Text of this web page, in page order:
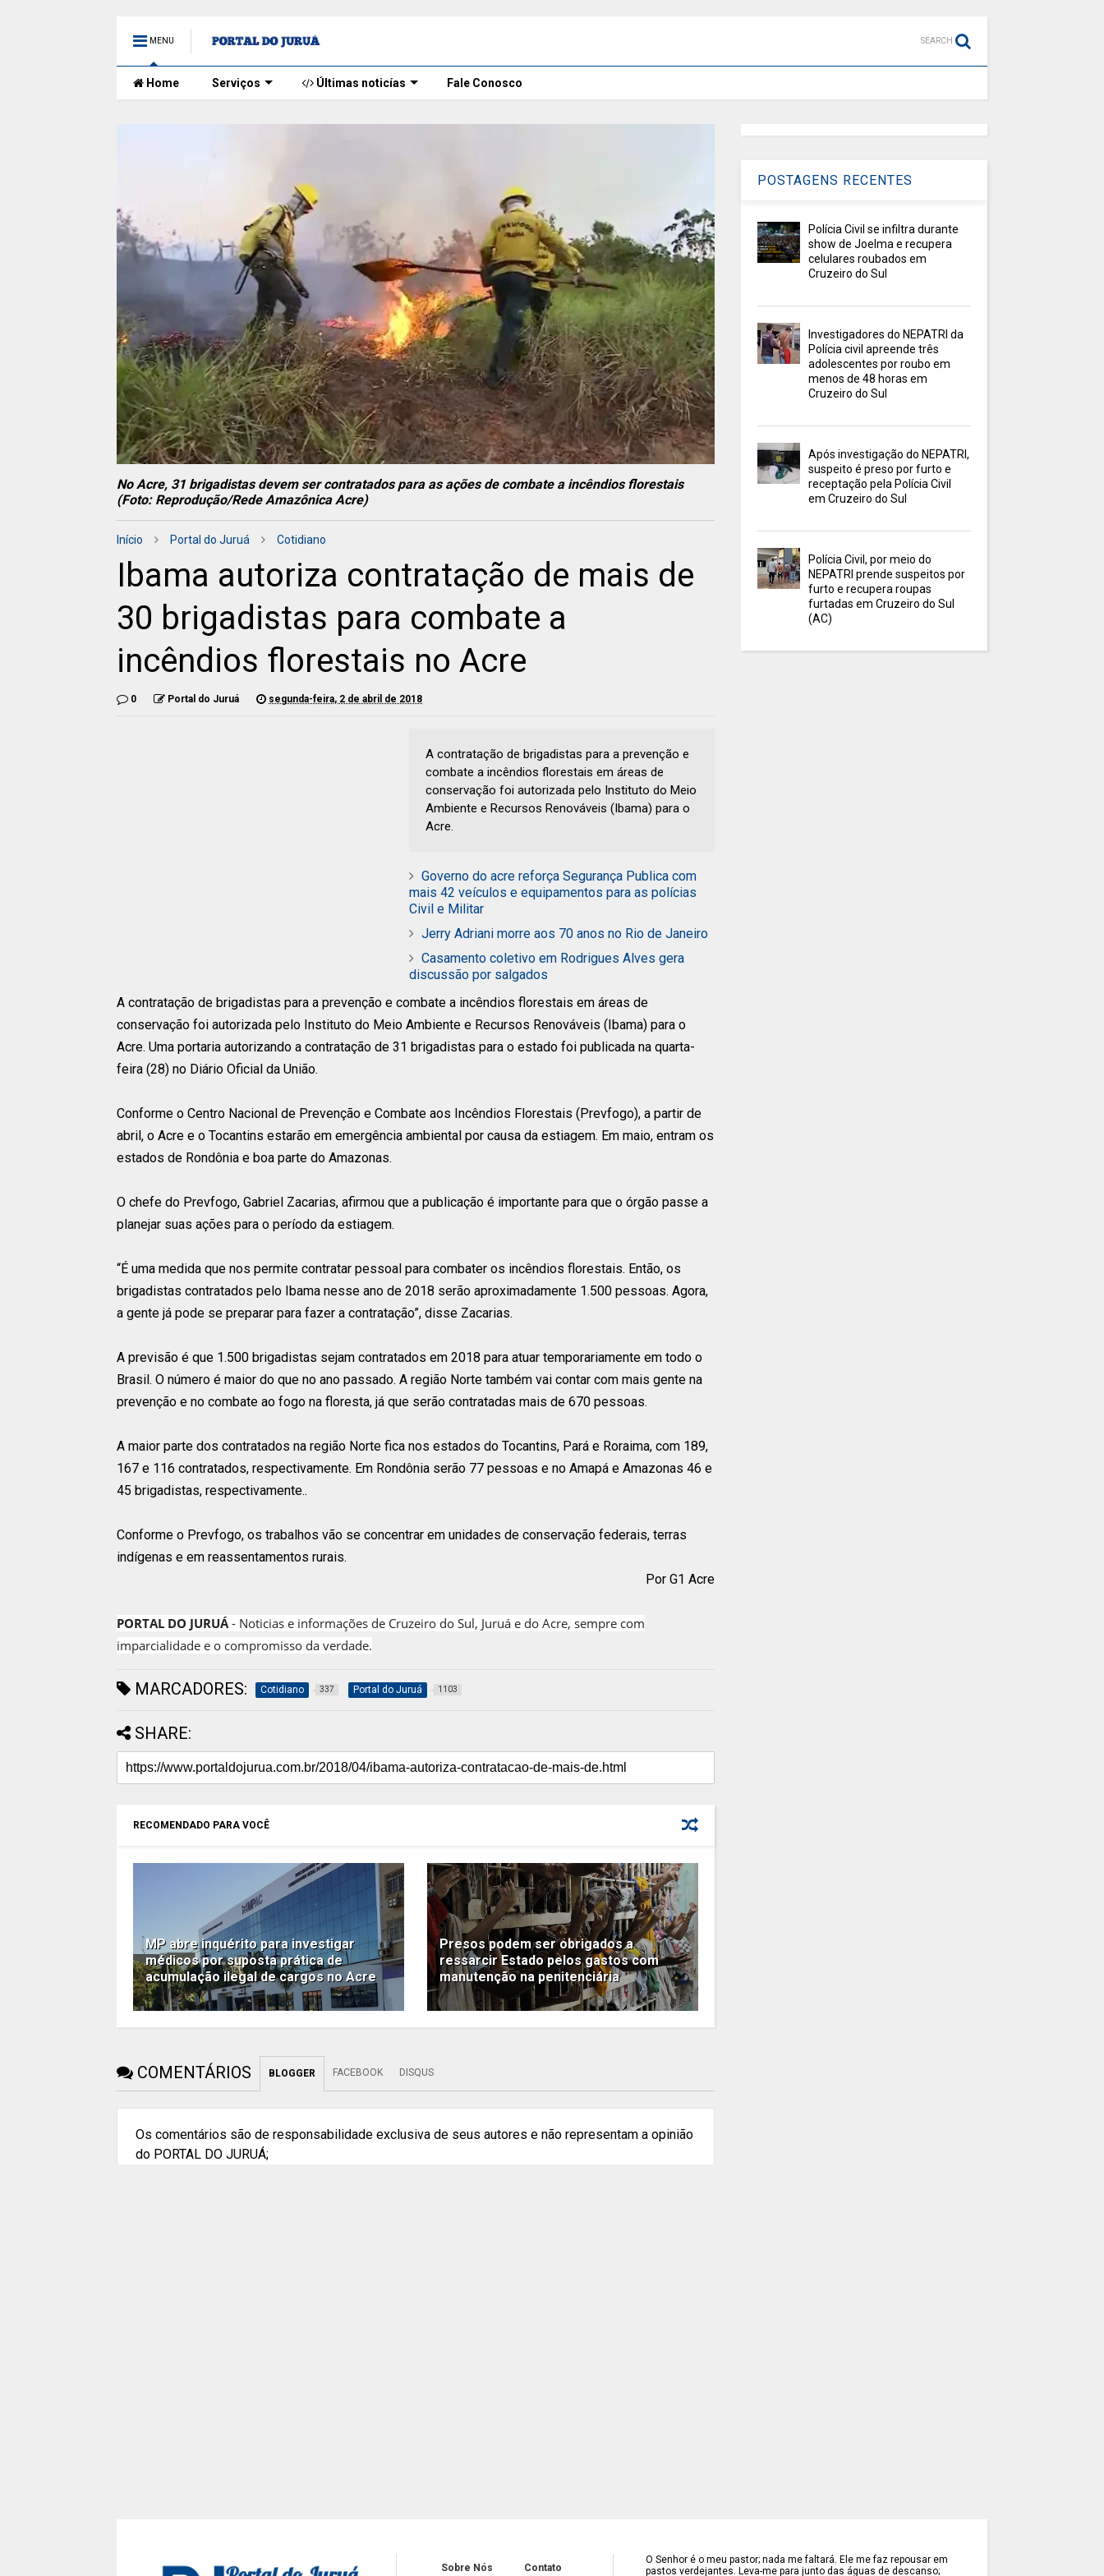
MENU SEARCH
Home Serviços Últimas noticías Fale Conosco
No Acre, 31 brigadistas devem ser contratados para as ações de combate a incêndios florestais
(Foto: Reprodução/Rede Amazônica Acre)
Início Portal do Juruá Cotidiano
Ibama autoriza contratação de mais de
30 brigadistas para combate a
incêndios florestais no Acre
0 Portal do Juruá segunda-feira, 2 de abril de 2018
A contratação de brigadistas para a prevenção e
combate a incêndios florestais em áreas de
conservação foi autorizada pelo Instituto do Meio
Ambiente e Recursos Renováveis (Ibama) para o
Acre.
Governo do acre reforça Segurança Publica com
mais 42 veículos e equipamentos para as polícias
Civil e Militar
Jerry Adriani morre aos 70 anos no Rio de Janeiro
Casamento coletivo em Rodrigues Alves gera
discussão por salgados
A contratação de brigadistas para a prevenção e combate a incêndios florestais em áreas de
conservação foi autorizada pelo Instituto do Meio Ambiente e Recursos Renováveis (Ibama) para o
Acre. Uma portaria autorizando a contratação de 31 brigadistas para o estado foi publicada na quarta-
feira (28) no Diário Oficial da União.
Conforme o Centro Nacional de Prevenção e Combate aos Incêndios Florestais (Prevfogo), a partir de
abril, o Acre e o Tocantins estarão em emergência ambiental por causa da estiagem. Em maio, entram os
estados de Rondônia e boa parte do Amazonas.
O chefe do Prevfogo, Gabriel Zacarias, afirmou que a publicação é importante para que o órgão passe a
planejar suas ações para o período da estiagem.
“É uma medida que nos permite contratar pessoal para combater os incêndios florestais. Então, os
brigadistas contratados pelo Ibama nesse ano de 2018 serão aproximadamente 1.500 pessoas. Agora,
a gente já pode se preparar para fazer a contratação”, disse Zacarias.
A previsão é que 1.500 brigadistas sejam contratados em 2018 para atuar temporariamente em todo o
Brasil. O número é maior do que no ano passado. A região Norte também vai contar com mais gente na
prevenção e no combate ao fogo na floresta, já que serão contratadas mais de 670 pessoas.
A maior parte dos contratados na região Norte fica nos estados do Tocantins, Pará e Roraima, com 189,
167 e 116 contratados, respectivamente. Em Rondônia serão 77 pessoas e no Amapá e Amazonas 46 e
45 brigadistas, respectivamente..
Conforme o Prevfogo, os trabalhos vão se concentrar em unidades de conservação federais, terras
indígenas e em reassentamentos rurais.
Por G1 Acre
PORTAL DO JURUÁ - Noticias e informações de Cruzeiro do Sul, Juruá e do Acre, sempre com
imparcialidade e o compromisso da verdade.
MARCADORES: Cotidiano 337 Portal do Juruá 1103
SHARE:
RECOMENDADO PARA VOCÊ
MP abre inquérito para investigar
médicos por suposta prática de
acumulação ilegal de cargos no Acre
Presos podem ser obrigados a
ressarcir Estado pelos gastos com
manutenção na penitenciária
COMENTÁRIOS BLOGGER FACEBOOK DISQUS
Os comentários são de responsabilidade exclusiva de seus autores e não representam a opinião
do PORTAL DO JURUÁ;
POSTAGENS RECENTES
Polícia Civil se infiltra durante
show de Joelma e recupera
celulares roubados em
Cruzeiro do Sul
Investigadores do NEPATRI da
Polícia civil apreende três
adolescentes por roubo em
menos de 48 horas em
Cruzeiro do Sul
Após investigação do NEPATRI,
suspeito é preso por furto e
receptação pela Polícia Civil
em Cruzeiro do Sul
Polícia Civil, por meio do
NEPATRI prende suspeitos por
furto e recupera roupas
furtadas em Cruzeiro do Sul
(AC)
Sobre Nós Contato
O Senhor é o meu pastor; nada me faltará. Ele me faz repousar em
pastos verdejantes. Leva-me para junto das águas de descanso;